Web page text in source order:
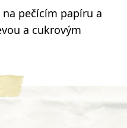
pečícím papíru a
a cukrovým